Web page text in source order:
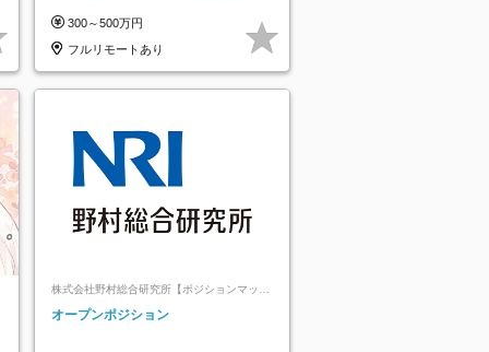
300～500万円
フルリモートあり
株式会社野村総合研究所【ポジションマッチ
オープンポジション